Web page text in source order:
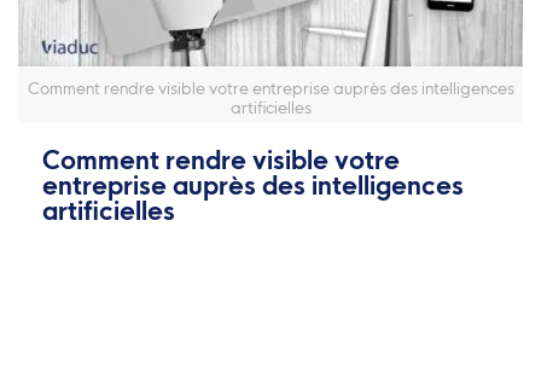
Comment rendre visible votre entreprise auprès des intelligences
artificielles
Comment rendre visible votre
entreprise auprès des intelligences
artificielles